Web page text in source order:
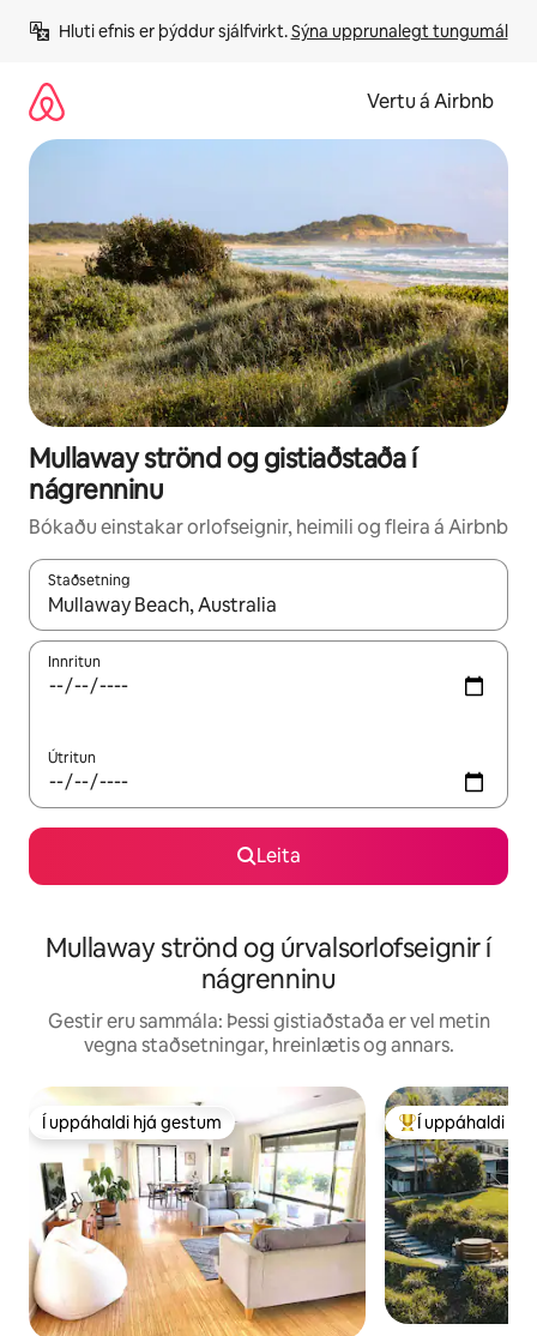
beint
Hluti efnis er þýddur sjálfvirkt. Sýna upprunalegt tungumál
Vertu á Airbnb
Mullaway strönd og gistiaðstaða í
nágrenninu
Bókaðu einstakar orlofseignir, heimili og fleira á Airbnb
Staðsetning
Þegar niðurstöður liggja fyrir skaltu nota upp og niður
Innritun
Útritun
Leita
Mullaway strönd og úrvalsorlofseignir í
nágrenninu
Gestir eru sammála: Þessi gistiaðstaða er vel metin
vegna staðsetningar, hreinlætis og annars.
Í uppáhaldi hjá gestum
Í uppáhaldi hjá gestum Í mestu
Í uppáhaldi